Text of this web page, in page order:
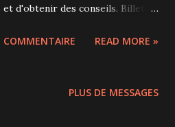
d'obtenir des conseils. Billets
qui depuis 37 ans sert de
COMMENTAIRE READ MORE »
PLUS DE MESSAGES